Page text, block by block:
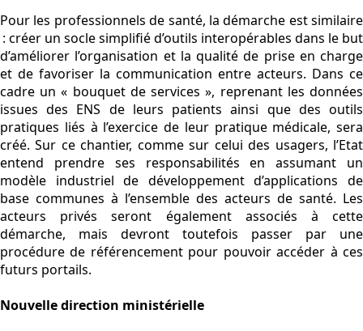
Pour les professionnels de santé, la démarche est similaire
: créer un socle simplifié d’outils interopérables dans le but
d’améliorer l’organisation et la qualité de prise en charge
et de favoriser la communication entre acteurs. Dans ce
cadre un « bouquet de services », reprenant les données
issues des ENS de leurs patients ainsi que des outils
pratiques liés à l’exercice de leur pratique médicale, sera
créé. Sur ce chantier, comme sur celui des usagers, l’Etat
entend prendre ses responsabilités en assumant un
modèle industriel de développement d’applications de
base communes à l’ensemble des acteurs de santé. Les
acteurs privés seront également associés à cette
démarche, mais devront toutefois passer par une
procédure de référencement pour pouvoir accéder à ces
futurs portails.
Nouvelle direction ministérielle